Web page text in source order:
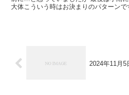
大体こういう時はお決まりのパターンで
2024年11月5